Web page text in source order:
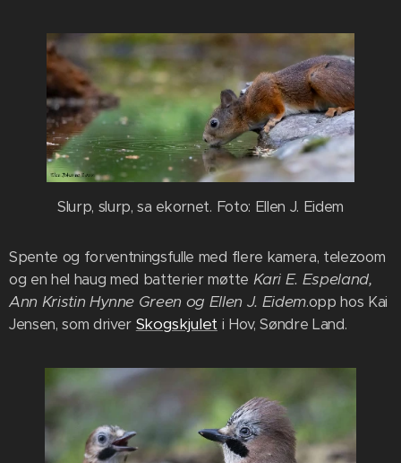
Slurp, slurp, sa ekornet. Foto: Ellen J. Eidem
Spente og forventningsfulle med flere kamera, telezoom
og en hel haug med batterier møtte Kari E. Espeland,
Ann Kristin Hynne Green og Ellen J. Eidem.opp hos Kai
Jensen, som driver Skogskjulet i Hov, Søndre Land.